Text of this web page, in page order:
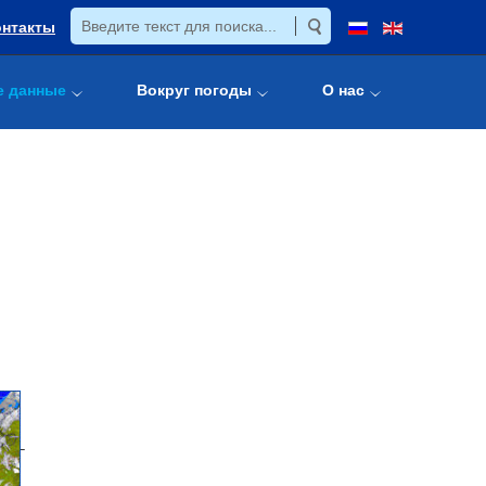
данные Вокруг погоды О нас